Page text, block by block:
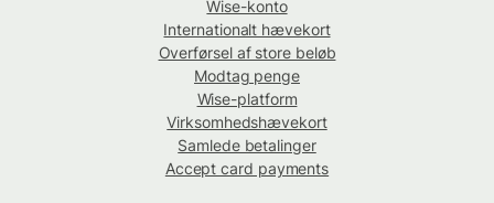
Wise-konto
Internationalt hævekort
Overførsel af store beløb
Modtag penge
Wise-platform
Virksomhedshævekort
Samlede betalinger
Accept card payments